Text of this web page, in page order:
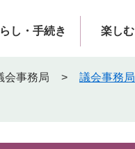
し・手続き 楽し
会事務局 > 議会事務局